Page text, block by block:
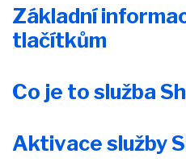
Základní
tlačítkům
Co je to služba
Aktivace služby